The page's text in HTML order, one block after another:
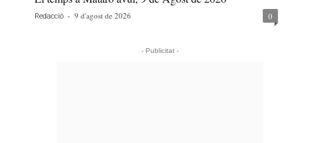
Redacció - 9 d'agost de 2026 0
- Publicitat -